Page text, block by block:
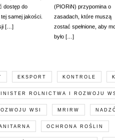
dostęp do
samej jakości.
[…]
(PIORiN) przypomina o
zasadach, które muszą
zostać spełnione, aby
było […]
EKSPORT KONTROLE
ROLNICTWA I ROZWOJU
WSI MRIRW
OCHRONA ROŚLIN